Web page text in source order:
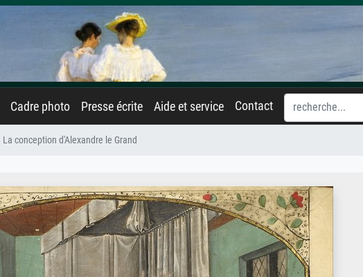
Cadre photo Presse écrite Aide et service Contact
La conception d'Alexandre le Grand